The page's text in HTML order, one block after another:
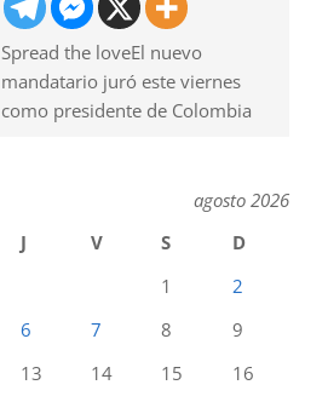
Spread the loveEl nuevo
mandatario juró este viernes
como presidente de Colombia
agosto 2026
J V S
D
1
2
6 7 8
9
13 14 15
16